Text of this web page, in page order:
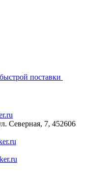
поставки
Северная, 7, 452606